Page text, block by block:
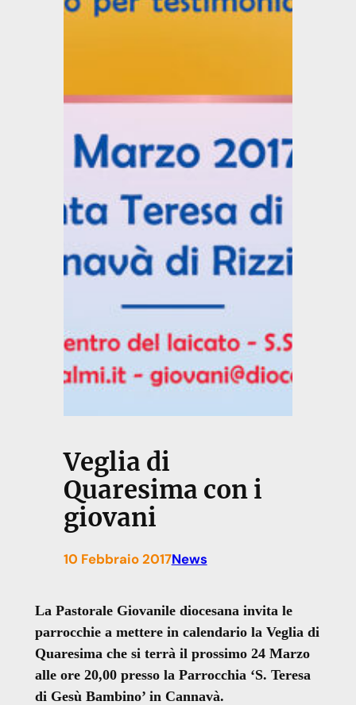
Veglia di
Quaresima con i
giovani
10 Febbraio 2017News
La Pastorale Giovanile diocesana invita le
parrocchie a mettere in calendario la Veglia di
Quaresima che si terrà il prossimo 24 Marzo
alle ore 20,00 presso la Parrocchia ‘S. Teresa
di Gesù Bambino’ in Cannavà.